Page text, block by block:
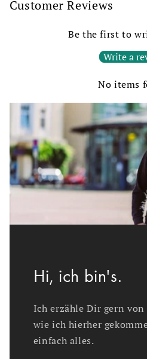
Customer Reviews
Be the first to
Write a
No items
Hi, ich bin's.
Ich erzähle Dir gern
wie ich hierher
einfach alles.